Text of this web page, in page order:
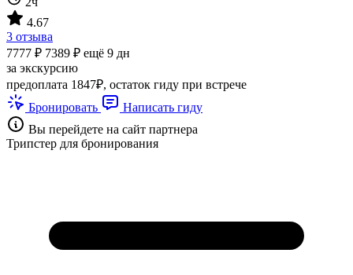
4.67
3 отзыва
7777 ₽ 7389 ₽ ещё 9 дн
за экскурсию
предоплата 1847₽, остаток гиду при встрече
Бронировать
Написать гиду
Вы перейдете на сайт партнера
Трипстер для бронирования